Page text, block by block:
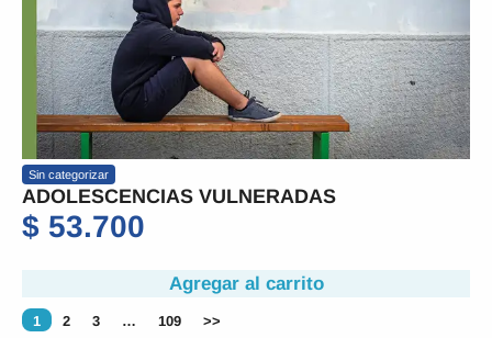
Sin categorizar
ADOLESCENCIAS VULNERADAS
$ 53.700
Agregar al carrito
1 2 3 … 109 >>